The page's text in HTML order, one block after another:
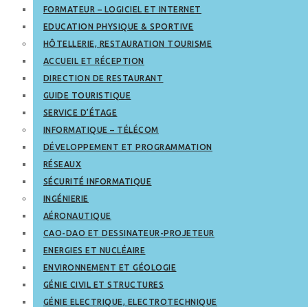
FORMATEUR – LOGICIEL ET INTERNET
EDUCATION PHYSIQUE & SPORTIVE
HÔTELLERIE, RESTAURATION TOURISME
ACCUEIL ET RÉCEPTION
DIRECTION DE RESTAURANT
GUIDE TOURISTIQUE
SERVICE D’ÉTAGE
INFORMATIQUE – TÉLÉCOM
DÉVELOPPEMENT ET PROGRAMMATION
RÉSEAUX
SÉCURITÉ INFORMATIQUE
INGÉNIERIE
AÉRONAUTIQUE
CAO-DAO ET DESSINATEUR-PROJETEUR
ENERGIES ET NUCLÉAIRE
ENVIRONNEMENT ET GÉOLOGIE
GÉNIE CIVIL ET STRUCTURES
GÉNIE ELECTRIQUE, ELECTROTECHNIQUE